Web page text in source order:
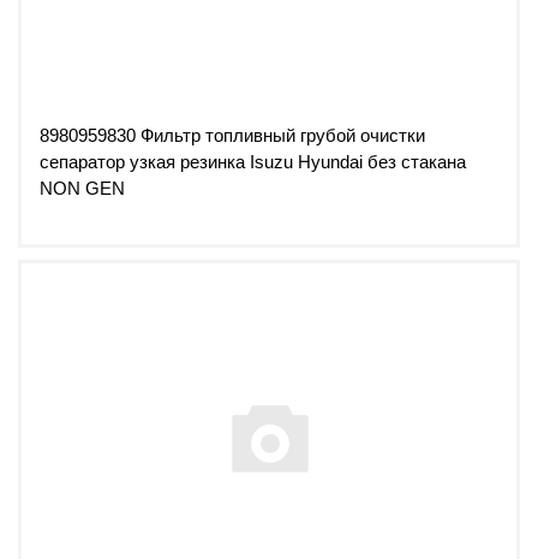
8980959830 Фильтр топливный грубой очистки
сепаратор узкая резинка Isuzu Hyundai без стакана
NON GEN